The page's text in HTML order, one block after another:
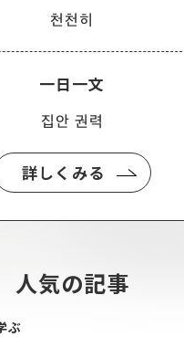
천천히
一日一文
집안 권력
詳しくみる
人気の記事
ぶ